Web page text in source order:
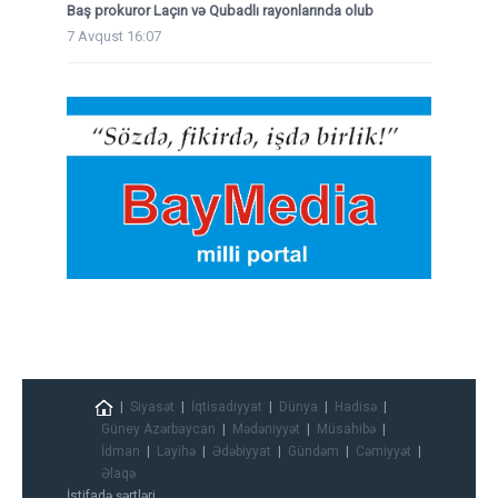
Baş prokuror Laçın və Qubadlı rayonlarında olub
7 Avqust 16:07
Siyasət İqtisadiyyat Dünya
Hadisə
Güney Azərbaycan
Mədəniyyət
Müsahibə
İdman
Layihə Ədəbiyyat Gündəm
Cəmiyyət
Əlaqə